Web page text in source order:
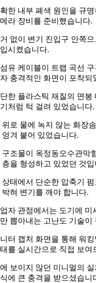
한 내부 폐색 원인을 규
라 장비를 준비했습니다.
없이 변기 진입구 안쪽
시켰습니다.
유 케이블이 트랩 곡선
충격적인 화면이 포착되
한 플라스틱 재질의 면봉
처럼 턱 걸려 있었습니다.
위로 물에 녹지 않는 화장
엉겨 붙어 있었습니다.
구조물이 옥정동오수관막
층을 형성하고 있었던 것입
상태에서 단순한 압축기
박혀 변기를 깨야 합니다.
자 관점에서는 도기에
뽑아내는 고난도 기술이
터 캡처 화면을 통해 워
를 실시간으로 직접 보여
보이지 않던 미니멀의
에 큰 충격을 받으셨습니